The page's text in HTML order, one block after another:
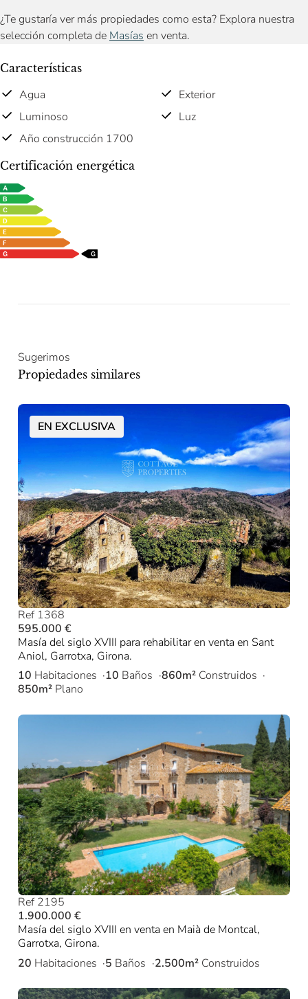
¿Te gustaría ver más propiedades como esta? Explora nuestra
selección completa de Masías en venta.
Características
Agua
Exterior
Luminoso
Luz
Año construcción 1700
Certificación energética
Sugerimos
Propiedades similares
EN EXCLUSIVA
Ref 1368
595.000 €
Masía del siglo XVIII para rehabilitar en venta en Sant
Aniol, Garrotxa, Girona.
10 Habitaciones 10 Baños 860m² Construidos
850m² Plano
Ref 2195
1.900.000 €
Masía del siglo XVIII en venta en Maià de Montcal,
Garrotxa, Girona.
20 Habitaciones 5 Baños 2.500m² Construidos